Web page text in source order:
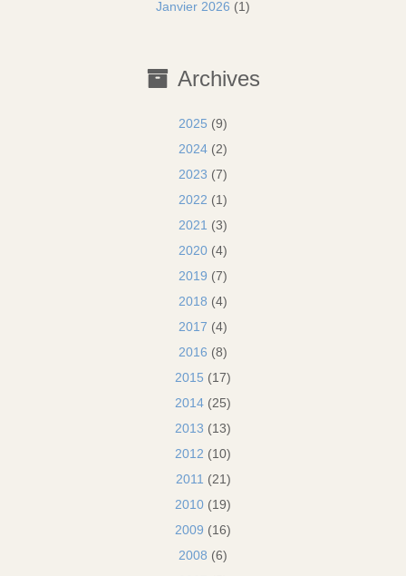
Janvier 2026 (1)
Archives
2025 (9)
2024 (2)
2023 (7)
2022 (1)
2021 (3)
2020 (4)
2019 (7)
2018 (4)
2017 (4)
2016 (8)
2015 (17)
2014 (25)
2013 (13)
2012 (10)
2011 (21)
2010 (19)
2009 (16)
2008 (6)